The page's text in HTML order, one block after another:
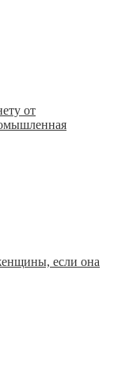
от
если она